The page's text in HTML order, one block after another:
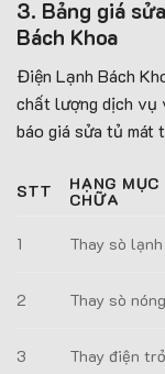
3. Bảng giá
Bách Khoa
Điện Lạnh Bách
chất lượng dịch vụ
báo giá sửa tủ mát
STT HẠNG
CHỮA
1 Thay sò lạnh
2 Thay sò nóng
3 Thay điện